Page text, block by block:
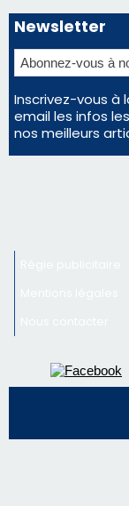
Éclipse du 12
d'un spectacle
Éclipse du 12
profiter
En Corse, un
consommation
nos meilleurs